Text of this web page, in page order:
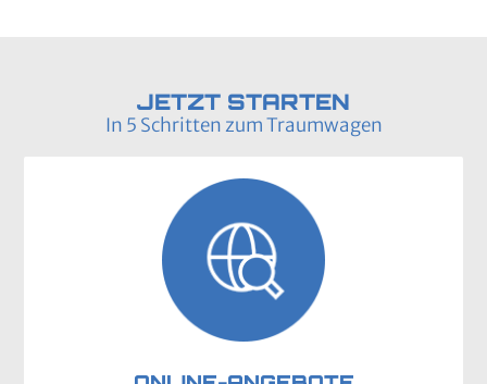
JETZT STARTEN
In 5 Schritten zum Traumwagen